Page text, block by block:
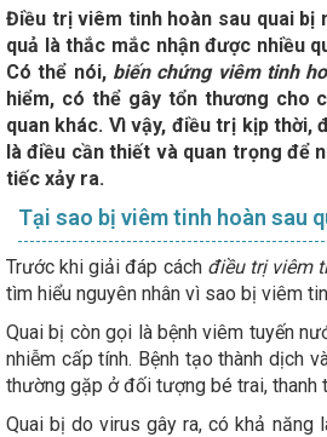
Điều trị viêm tinh hoàn sau quai bị
quả là thắc mắc nhận được nhiều
Có thể nói,biến chứng viêm tinh
hiểm, có thể gây tổn thương cho
quan khác. Vì vậy, điều trị kịp thời,
là điều cần thiết và quan trọng để
tiếc xảy ra.
Tại sao bị viêm tinh hoàn sau
Trước khi giải đáp cách điều trị viêm
tìm hiểu nguyên nhân vì sao bị viêm
Quai bị còn gọi là bệnh viêm tuyến
nhiễm cấp tính. Bệnh tạo thành dịch
thường gặp ở đối tượng bé trai, thanh
Quai bị do virus gây ra, có khả năng